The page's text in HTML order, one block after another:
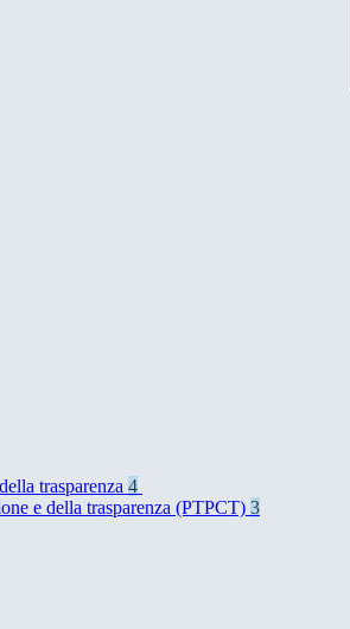
trasparenza 4
e della trasparenza (PTPCT) 3